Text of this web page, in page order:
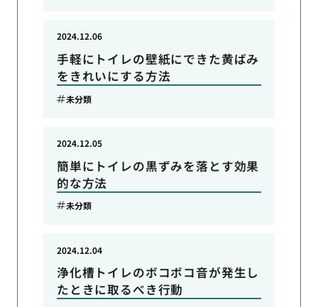
手軽にトイレの壁紙にできた黄ばみ
をきれいにする方法
2024.12.06
未分類
簡単にトイレの黒ずみを落とす効果
的な方法
2024.12.05
未分類
浄化槽トイレのボコボコ音が発生し
たときに取るべき行動
2024.12.04